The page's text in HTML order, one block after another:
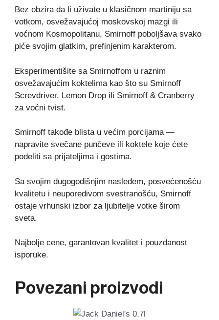
Bez obzira da li uživate u klasičnom martiniju sa
votkom, osvežavajućoj moskovskoj mazgi ili
voćnom Kosmopolitanu, Smirnoff poboljšava svako
piće svojim glatkim, prefinjenim karakterom.
Eksperimentišite sa Smirnoffom u raznim
osvežavajućim koktelima kao što su Smirnoff
Screvdriver, Lemon Drop ili Smirnoff & Cranberry
za voćni tvist.
Smirnoff takođe blista u većim porcijama —
napravite svečane punčeve ili koktele koje ćete
podeliti sa prijateljima i gostima.
Sa svojim dugogodišnjim nasleđem, posvećenošću
kvalitetu i neuporedivom svestranošću, Smirnoff
ostaje vrhunski izbor za ljubitelje votke širom
sveta.
Najbolje cene, garantovan kvalitet i pouzdanost
isporuke.
Povezani proizvodi